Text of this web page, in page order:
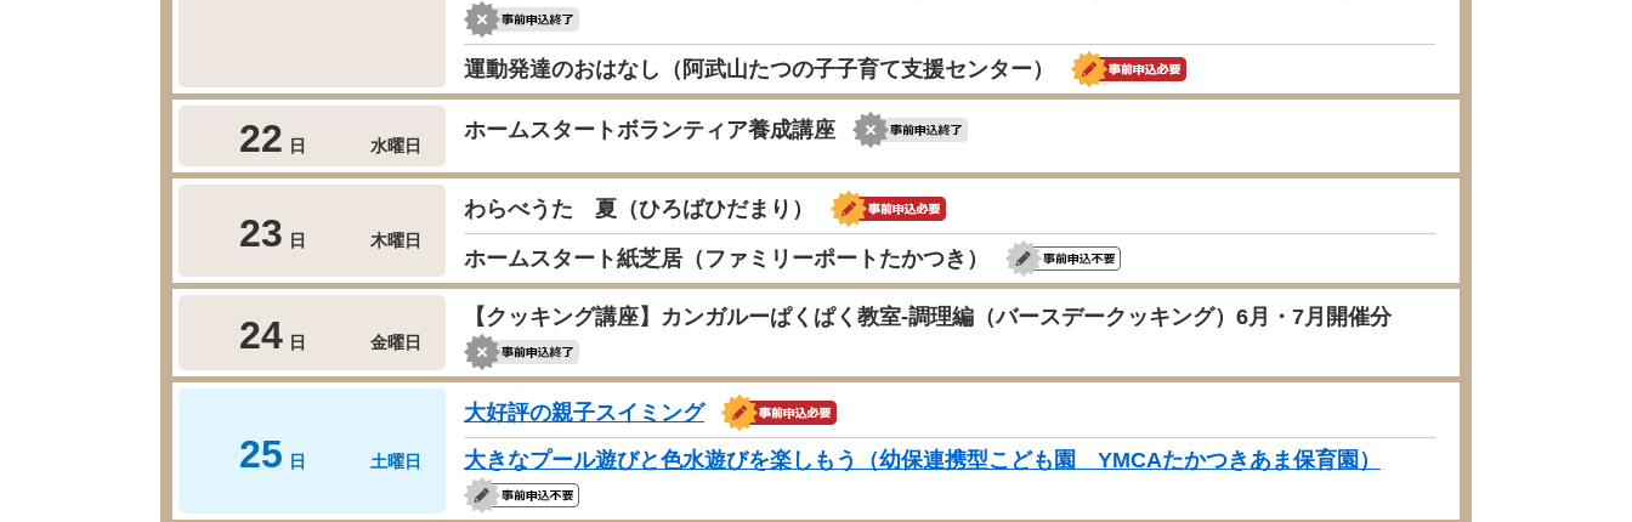
運動発達のおはなし（阿武山たつの子子育て支援センター）
22 日 水曜日
ホームスタートボランティア養成講座
23 日 木曜日
わらべうた 夏（ひろばひだまり）
ホームスタート紙芝居（ファミリーポートたかつき）
24 日 金曜日
【クッキング講座】カンガルーぱくぱく教室-調理編（バースデークッキング）6月・7月開催分
25 日 土曜日
大好評の親子スイミング
大きなプール遊びと色水遊びを楽しもう（幼保連携型こども園 YMCAたかつきあま保育園）